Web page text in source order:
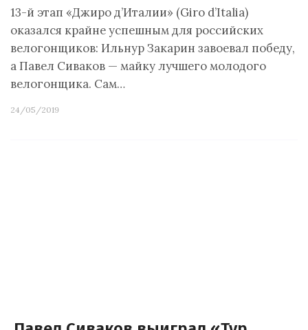
13-й этап «Джиро д’Италии» (Giro d’Italia)
оказался крайне успешным для российских
велогонщиков: Ильнур Закарин завоевал победу,
а Павел Сиваков — майку лучшего молодого
велогонщика. Сам…
24/05/2019